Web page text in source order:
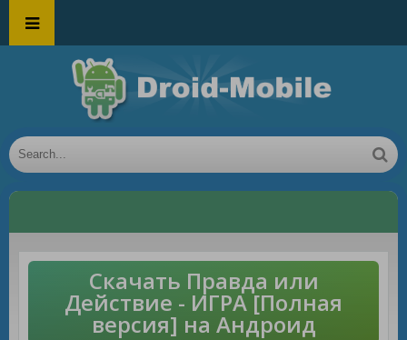
Скачать Правда или
Действие - ИГРА [Полная
версия] на Андроид